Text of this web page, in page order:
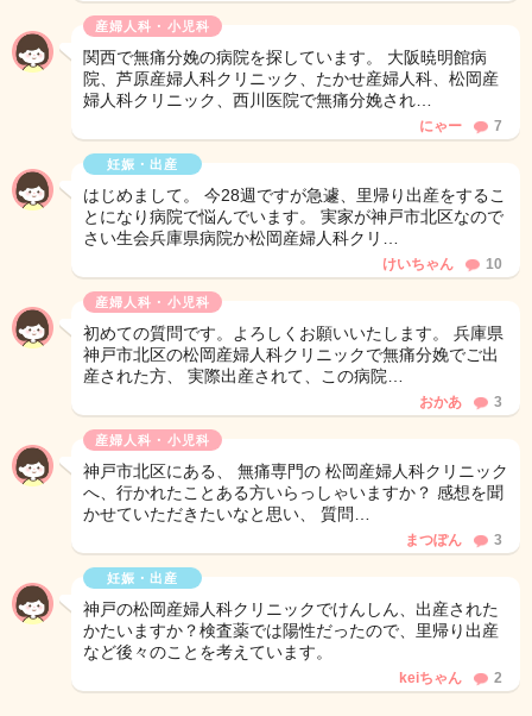
産婦人科・小児科
関西で無痛分娩の病院を探しています。 大阪暁明館病
院、芦原産婦人科クリニック、たかせ産婦人科、松岡産
婦人科クリニック、西川医院で無痛分娩され…
にゃー 7
妊娠・出産
はじめまして。 今28週ですが急遽、里帰り出産をするこ
とになり病院で悩んでいます。 実家が神戸市北区なので
さい生会兵庫県病院か松岡産婦人科クリ…
けいちゃん 10
産婦人科・小児科
初めての質問です。よろしくお願いいたします。 兵庫県
神戸市北区の松岡産婦人科クリニックで無痛分娩でご出
産された方、 実際出産されて、この病院…
おかあ 3
産婦人科・小児科
神戸市北区にある、 無痛専門の 松岡産婦人科クリニック
へ、行かれたことある方いらっしゃいますか？ 感想を聞
かせていただきたいなと思い、 質問…
まつぽん 3
妊娠・出産
神戸の松岡産婦人科クリニックでけんしん、出産された
かたいますか？検査薬では陽性だったので、里帰り出産
など後々のことを考えています。
keiちゃん 2